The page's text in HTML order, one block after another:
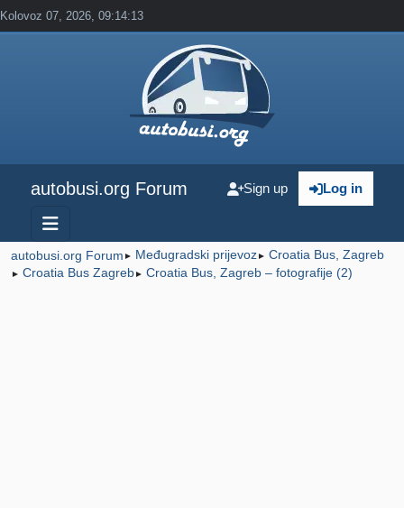
Kolovoz 07, 2026, 09:14:13
autobusi.org Forum Log in
Sign up
autobusi.org Forum ► Međugradski prijevoz► Croatia Bus, Zagreb
► Croatia Bus Zagreb► Croatia Bus, Zagreb – fotografije (2)